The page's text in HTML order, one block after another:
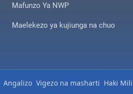
Mafunzo Ya NWP
Maelekezo ya kujiunga na chuo
Angalizo Vigezo na masharti Haki